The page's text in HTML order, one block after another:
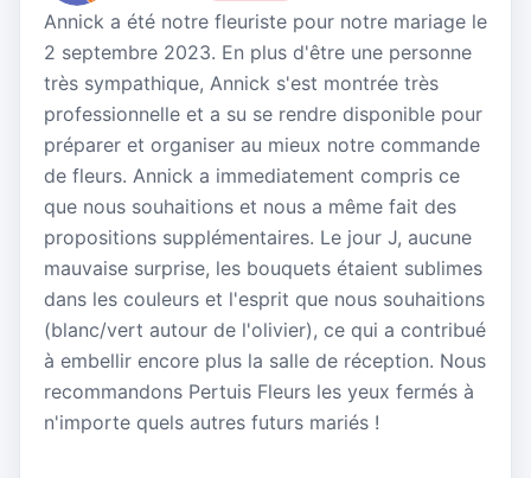
Annick a été notre fleuriste pour notre mariage le
2 septembre 2023. En plus d'être une personne
très sympathique, Annick s'est montrée très
professionnelle et a su se rendre disponible pour
préparer et organiser au mieux notre commande
de fleurs. Annick a immediatement compris ce
que nous souhaitions et nous a même fait des
propositions supplémentaires. Le jour J, aucune
mauvaise surprise, les bouquets étaient sublimes
dans les couleurs et l'esprit que nous souhaitions
(blanc/vert autour de l'olivier), ce qui a contribué
à embellir encore plus la salle de réception. Nous
recommandons Pertuis Fleurs les yeux fermés à
n'importe quels autres futurs mariés !